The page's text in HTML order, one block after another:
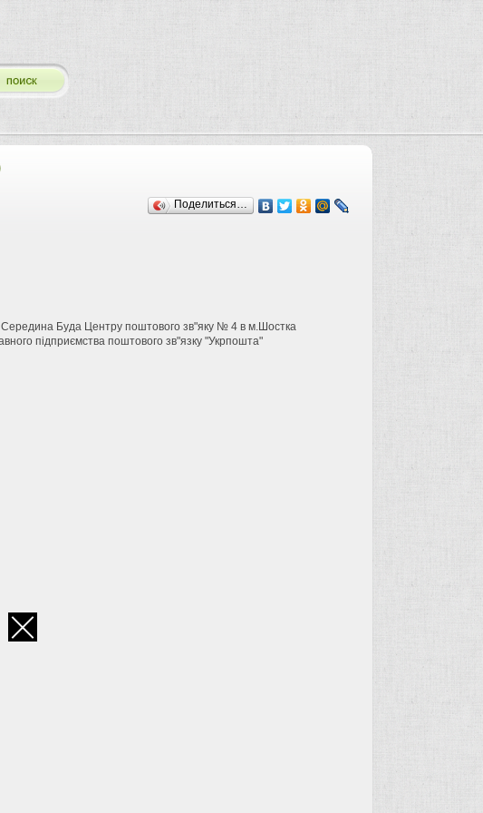
Поделиться…
Середина Буда Центру поштового зв"яку № 4 в м.Шостка
підприємства поштового зв"язку "Укрпошта"